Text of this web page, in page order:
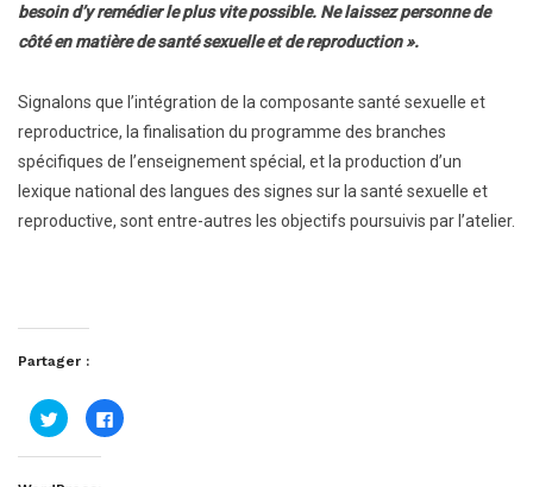
besoin d’y remédier le plus vite possible. Ne laissez personne de
côté en matière de santé sexuelle et de reproduction ».
Signalons que l’intégration de la composante santé sexuelle et
reproductrice, la finalisation du programme des branches
spécifiques de l’enseignement spécial, et la production d’un
lexique national des langues des signes sur la santé sexuelle et
reproductive, sont entre-autres les objectifs poursuivis par l’atelier.
Partager :
Cliquez
pour
partager
sur
Cliquez
pour